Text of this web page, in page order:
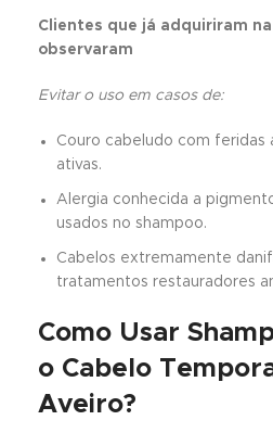
Clientes que já adquiriram
observaram
Evitar o uso em casos de:
Couro cabeludo com feridas
ativas.
Alergia conhecida a
usados no shampoo.
Cabelos extremamente
tratamentos restauradores
Como Usar
o Cabelo
Aveiro?